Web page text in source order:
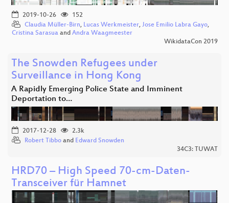
2019-10-26
152
Claudia Müller-Birn, Lucas Werkmeister, Jose Emilio Labra Gayo,
Cristina Sarasua and Andra Waagmeester
WikidataCon 2019
The Snowden Refugees under
Surveillance in Hong Kong
A Rapidly Emerging Police State and Imminent
Deportation to…
2017-12-28
2.3k
Robert Tibbo and Edward Snowden
34C3: TUWAT
HRD70 – High Speed 70-cm-Daten-
Transceiver für Hamnet